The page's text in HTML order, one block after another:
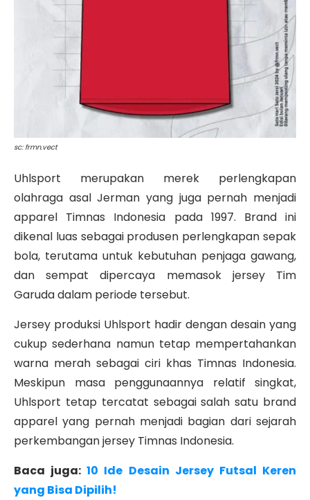
sc: frmn.vect
Uhlsport merupakan merek perlengkapan
olahraga asal Jerman yang juga pernah menjadi
apparel Timnas Indonesia pada 1997. Brand ini
dikenal luas sebagai produsen perlengkapan sepak
bola, terutama untuk kebutuhan penjaga gawang,
dan sempat dipercaya memasok jersey Tim
Garuda dalam periode tersebut.
Jersey produksi Uhlsport hadir dengan desain yang
cukup sederhana namun tetap mempertahankan
warna merah sebagai ciri khas Timnas Indonesia.
Meskipun masa penggunaannya relatif singkat,
Uhlsport tetap tercatat sebagai salah satu brand
apparel yang pernah menjadi bagian dari sejarah
perkembangan jersey Timnas Indonesia.
Baca juga:10 Ide Desain Jersey Futsal Keren
yang Bisa Dipilih!